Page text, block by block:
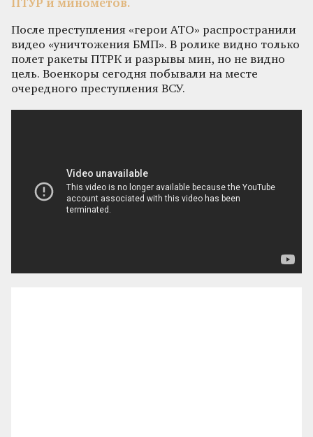
ПТУР и минометов.
После преступления «герои АТО» распространили
видео «уничтожения БМП». В ролике видно только
полет ракеты ПТРК и разрывы мин, но не видно
цель. Военкоры сегодня побывали на месте
очередного преступления ВСУ.